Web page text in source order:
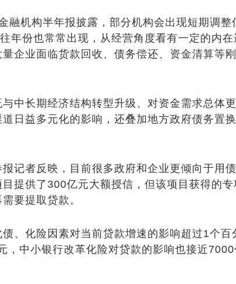
机构半年报披露，部分机构会出现短期调整
年份也常常出现，从经营角度看有一定的内
企业面临货款回收、债务偿还、资金清算等
长期经济结构转型升级、对资金需求总体
日益多元化的影响，还叠加地方政府债务置
报记者反映，目前很多政府和企业更倾向于用
提供了300亿元大额授信，但该项目获得的
要提取贷款。
化险因素对当前贷款增速的影响超过1个百
，中小银行改革化险对贷款的影响也接近